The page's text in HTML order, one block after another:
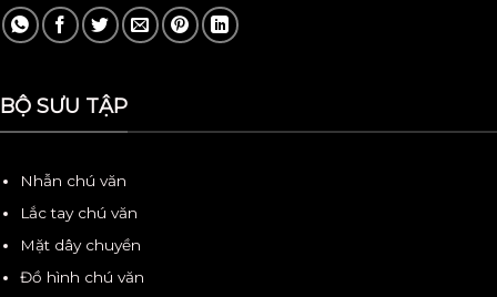
BỘ SƯU TẬP
Nhẫn chú văn
Lắc tay chú văn
Mặt dây chuyền
Đồ hình chú văn